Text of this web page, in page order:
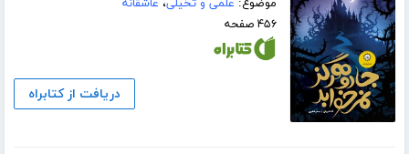
۴۵۶ صفحه
دریافت از کتابراه